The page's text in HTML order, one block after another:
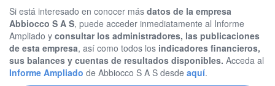
Si está interesado en conocer más datos de la empresa
Abbiocco S A S, puede acceder inmediatamente al Informe
Ampliado y consultar los administradores, las publicaciones
de esta empresa, así como todos los indicadores financieros,
sus balances y cuentas de resultados disponibles. Acceda al
Informe Ampliado de Abbiocco S A S desde aquí.